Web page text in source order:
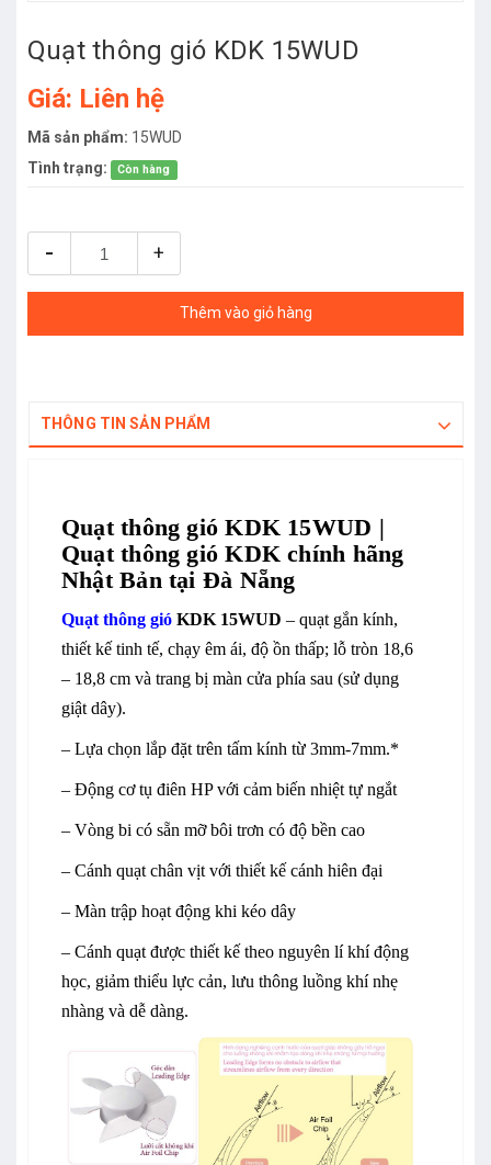
Quạt thông gió KDK 15WUD
Giá: Liên hệ
Mã sản phẩm: 15WUD
Tình trạng:
Còn hàng
- +
Thêm vào giỏ hàng
THÔNG TIN SẢN PHẨM
Quạt thông gió KDK 15WUD |
Quạt thông gió KDK chính hãng
Nhật Bản tại Đà Nẵng
Quạt thông gió KDK 15WUD – quạt gắn kính,
thiết kế tinh tế, chạy êm ái, độ ồn thấp; lỗ tròn 18,6
– 18,8 cm và trang bị màn cửa phía sau (sử dụng
giật dây).
– Lựa chọn lắp đặt trên tấm kính từ 3mm-7mm.*
– Động cơ tụ điên HP với cảm biến nhiệt tự ngắt
– Vòng bi có sẵn mỡ bôi trơn có độ bền cao
– Cánh quạt chân vịt với thiết kế cánh hiên đại
– Màn trập hoạt động khi kéo dây
– Cánh quạt được thiết kế theo nguyên lí khí động
học, giảm thiểu lực cản, lưu thông luồng khí nhẹ
nhàng và dễ dàng.